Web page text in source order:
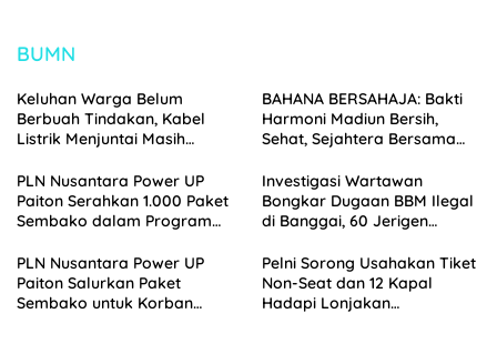
BUMN
Keluhan Warga Belum
Berbuah Tindakan, Kabel
Listrik Menjuntai Masih
BAHANA BERSAHAJA: Bakti
Harmoni Madiun Bersih,
Sehat, Sejahtera Bersama
PLN Nusantara Power UP
Paiton Serahkan 1.000 Paket
Sembako dalam Program
Ramadhan 1447 H
Investigasi Wartawan
Bongkar Dugaan BBM Ilegal
di Banggai, 60 Jerigen
PLN Nusantara Power UP
Paiton Salurkan Paket
Sembako untuk Korban
Pelni Sorong Usahakan Tiket
Non-Seat dan 12 Kapal
Hadapi Lonjakan